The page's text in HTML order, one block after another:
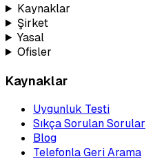
Kaynaklar
Şirket
Yasal
Ofisler
Kaynaklar
Uygunluk Testi
Sıkça Sorulan Sorular
Blog
Telefonla Geri Arama